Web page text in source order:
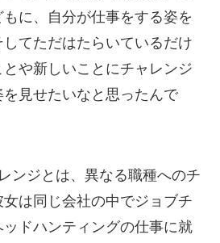
に、自分が仕事をする姿を
てただはたらいているだけ
や新しいことにチャレンジ
を見せたいなと思ったんで
ンジとは、異なる職種へのチ
は同じ会社の中でジョブチ
ッドハンティングの仕事に就